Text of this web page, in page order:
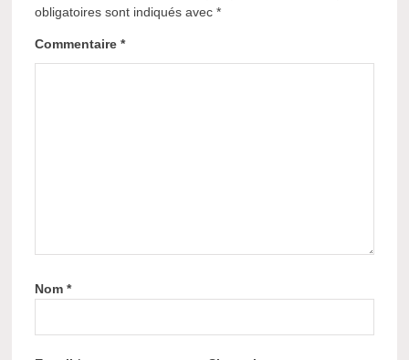
obligatoires sont indiqués avec*
Commentaire*
Nom*